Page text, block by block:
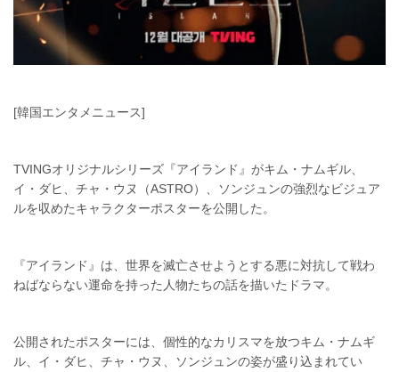
[韓国エンタメニュース]
TVINGオリジナルシリーズ『アイランド』がキム・ナムギル、
イ・ダヒ、チャ・ウヌ（ASTRO）、ソンジュンの強烈なビジュア
ルを収めたキャラクターポスターを公開した。
『アイランド』は、世界を滅亡させようとする悪に対抗して戦わ
ねばならない運命を持った人物たちの話を描いたドラマ。
公開されたポスターには、個性的なカリスマを放つキム・ナムギ
ル、イ・ダヒ、チャ・ウヌ、ソンジュンの姿が盛り込まれてい